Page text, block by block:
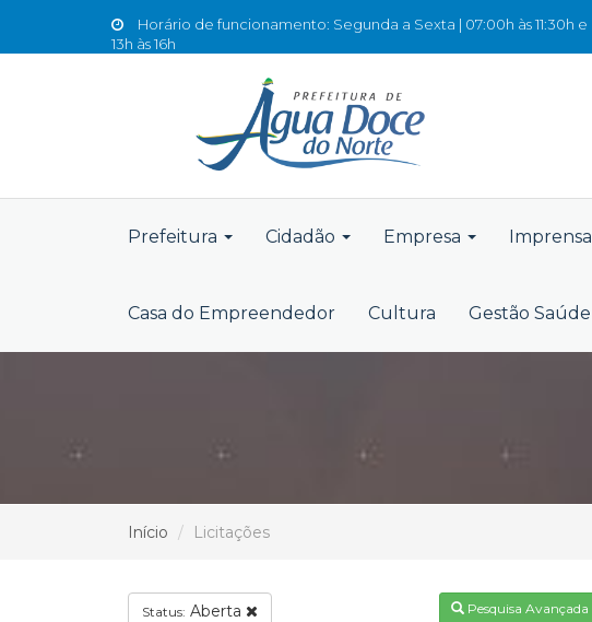
Horário de funcionamento: Segunda a Sexta | 07:00h às 11:30h e
13h às 16h
Prefeitura Cidadão Empresa Imprensa
Casa do Empreendedor Cultura Gestão Saúde
Início Licitações
Status: Aberta Pesquisa Avançada